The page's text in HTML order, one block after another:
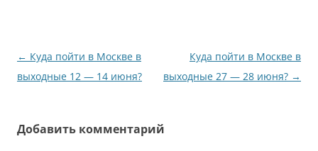
Навигация
по
← Куда пойти в Москве в
выходные 12 — 14 июня?
Куда пойти в Москве в
выходные 27 — 28 июня? →
Добавить комментарий